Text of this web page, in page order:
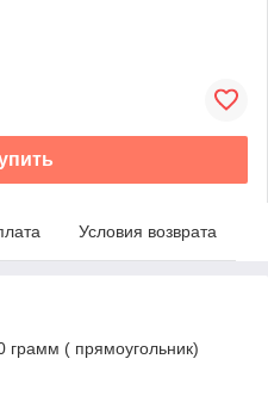
Условия возврата
( прямоугольник)